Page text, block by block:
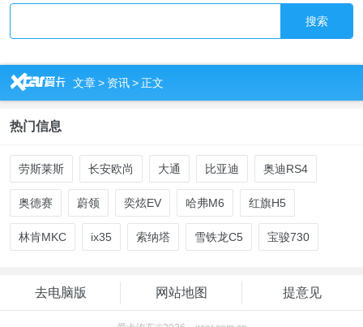
搜索
R 文章> 资讯>正文
热门信息
劳斯莱斯 长安欧尚 大通 比亚迪 奥迪RS4
奥德赛 蔚领 奕炫EV 哈弗M6 红旗H5
林肯MKC ix35 索纳塔 雪铁龙C5 宝骏730
去电脑版 网站地图 提意见